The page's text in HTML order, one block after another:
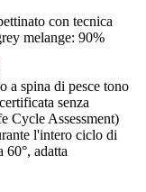
con tecnica
melange: 90%
a spina di pesce tono
senza
Cycle Assessment)
l'intero ciclo di
60°, adatta